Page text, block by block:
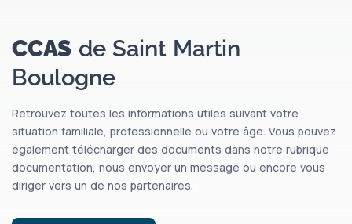
PREVENTIONS FORTES CHALEURS
Ensemble, veillons sur les personnes âgées,
fragiles ou isolées ...
aux agents du CCAS Saint...Voir plus
CCAS de Saint Martin
Boulogne
Retrouvez toutes les informations utiles suivant votre
situation familiale, professionnelle ou votre âge. Vous pouvez
également télécharger des documents dans notre rubrique
documentation, nous envoyer un message ou encore vous
diriger vers un de nos partenaires.